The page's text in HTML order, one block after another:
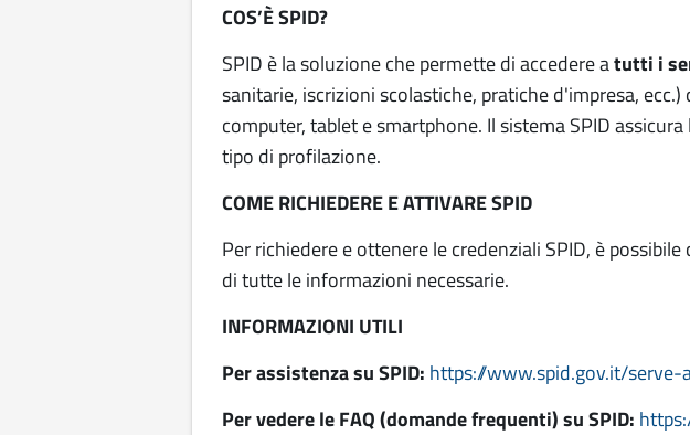
COS’È SPID?
SPID è la soluzione che permette di accedere atutti i
sanitarie, iscrizioni scolastiche, pratiche d'impresa, ecc.)
computer, tablet e smartphone. Il sistema SPID
tipo di profilazione.
COME RICHIEDERE E ATTIVARE SPID
Per richiedere e ottenere le credenziali SPID, è
di tutte le informazioni necessarie.
INFORMAZIONI UTILI
Per assistenza su SPID: https://www.spid.gov.it/serve-
Per vedere le FAQ (domande frequenti) su SPID: